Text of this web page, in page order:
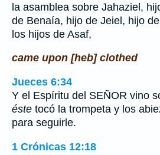
la asamblea sobre Jahaziel,
de Benaía, hijo de Jeiel, hijo
los hijos de Asaf,
came upon [heb] clothed
Jueces 6:34
Y el Espíritu del SEÑOR vino
éste tocó la trompeta y los
para seguirle.
1 Crónicas 12:18